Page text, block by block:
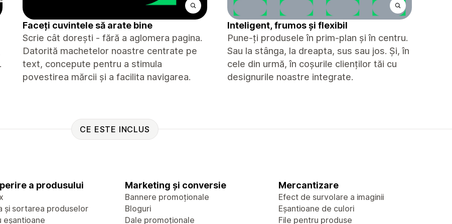
Faceți cuvintele să arate bine
Scrie cât dorești - fără a aglomera pagina.
Datorită machetelor noastre centrate pe
text, concepute pentru a stimula
povestirea mărcii și a facilita navigarea.
Inteligent, frumos și flexibil
Pune-ți produsele în prim-plan și în centru.
Sau la stânga, la dreapta, sus sau jos. Și, în
cele din urmă, în coșurile clienților tăi cu
designurile noastre integrate.
CE ESTE INCLUS
a produsului
și sortarea produselor
eșantioane
Marketing și conversie
Bannere promoționale
Bloguri
Dale promoționale
Mercantizare
Efect de survolare a imaginii
Eșantioane de culori
File pentru produse